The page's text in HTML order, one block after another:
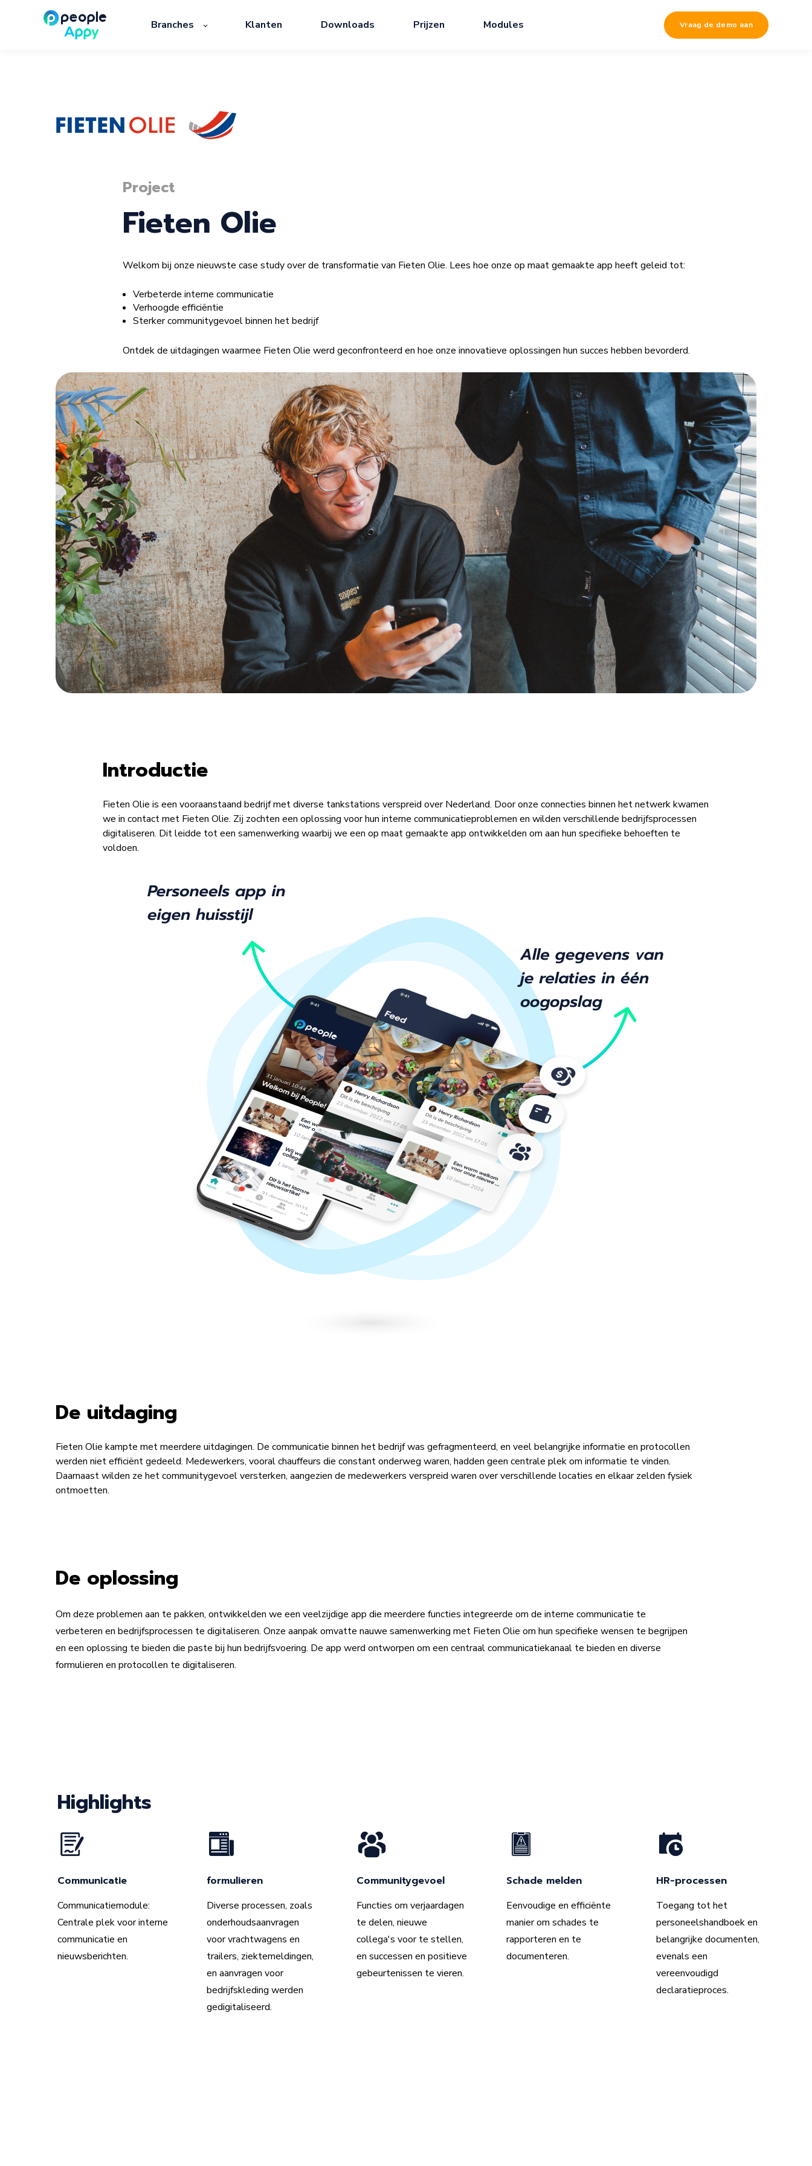
Branches Klanten Downloads Prijzen Modules Vraag de demo aan
Project
Fieten Olie
Welkom bij onze nieuwste case study over de transformatie van Fieten Olie. Lees hoe onze op maat gemaakte app heeft geleid tot:
Verbeterde interne communicatie
Verhoogde efficiëntie
Sterker communitygevoel binnen het bedrijf
Ontdek de uitdagingen waarmee Fieten Olie werd geconfronteerd en hoe onze innovatieve oplossingen hun succes hebben bevorderd.
Introductie
Fieten Olie is een vooraanstaand bedrijf met diverse tankstations verspreid over Nederland. Door onze connecties binnen het netwerk kwamen
we in contact met Fieten Olie. Zij zochten een oplossing voor hun interne communicatieproblemen en wilden verschillende bedrijfsprocessen
digitaliseren. Dit leidde tot een samenwerking waarbij we een op maat gemaakte app ontwikkelden om aan hun specifieke behoeften te
voldoen.
De uitdaging
Fieten Olie kampte met meerdere uitdagingen. De communicatie binnen het bedrijf was gefragmenteerd, en veel belangrijke informatie en protocollen
werden niet efficiënt gedeeld. Medewerkers, vooral chauffeurs die constant onderweg waren, hadden geen centrale plek om informatie te vinden.
Daarnaast wilden ze het communitygevoel versterken, aangezien de medewerkers verspreid waren over verschillende locaties en elkaar zelden fysiek
ontmoetten.
De oplossing
Om deze problemen aan te pakken, ontwikkelden we een veelzijdige app die meerdere functies integreerde om de interne communicatie te
verbeteren en bedrijfsprocessen te digitaliseren. Onze aanpak omvatte nauwe samenwerking met Fieten Olie om hun specifieke wensen te begrijpen
en een oplossing te bieden die paste bij hun bedrijfsvoering. De app werd ontworpen om een centraal communicatiekanaal te bieden en diverse
formulieren en protocollen te digitaliseren.
Highlights
Communicatie
Communicatiemodule:
Centrale plek voor interne
communicatie en
nieuwsberichten.
formulieren
Diverse processen, zoals
onderhoudsaanvragen
voor vrachtwagens en
trailers, ziektemeldingen,
en aanvragen voor
bedrijfskleding werden
gedigitaliseerd.
Communitygevoel
Functies om verjaardagen
te delen, nieuwe
collega's voor te stellen,
en successen en positieve
gebeurtenissen te vieren.
Schade melden
Eenvoudige en efficiënte
manier om schades te
rapporteren en te
documenteren.
HR-processen
Toegang tot het
personeelshandboek en
belangrijke documenten,
evenals een
vereenvoudigd
declaratieproces.